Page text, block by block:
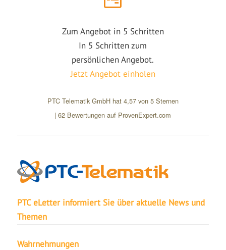
Zum Angebot in 5 Schritten
In 5 Schritten zum
persönlichen Angebot.
Jetzt Angebot einholen
PTC Telematik GmbH hat 4,57von 5Sternen
|62 Bewertungen auf ProvenExpert.com
PTC eLetter informiert Sie über aktuelle News und
Themen
Wahrnehmungen